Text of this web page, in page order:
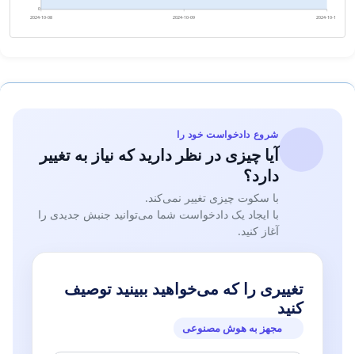
0
2024-10-08 2024-10-09 2024-10-10
شروع دادخواست خود را
آیا چیزی در نظر دارید که نیاز به تغییر
دارد؟
با سکوت چیزی تغییر نمی‌کند.
با ایجاد یک دادخواست شما می‌توانید جنبش جدیدی را
آغاز کنید.
تغییری را که می‌خواهید ببینید توصیف
کنید
مجهز به هوش مصنوعی